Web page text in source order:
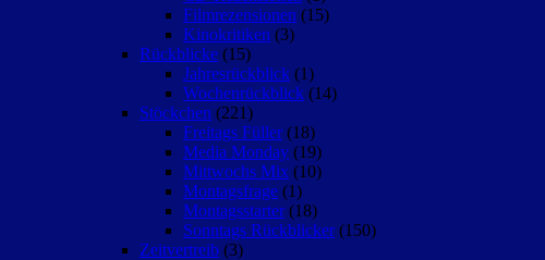
Filmrezensionen (15)
Kinokritiken (3)
Rückblicke (15)
Jahresrückblick (1)
Wochenrückblick (14)
Stöckchen (221)
Freitags Füller (18)
Media Monday (19)
Mittwochs Mix (10)
Montagsfrage (1)
Montagsstarter (18)
Sonntags Rückblicker (150)
Zeitvertreib (3)